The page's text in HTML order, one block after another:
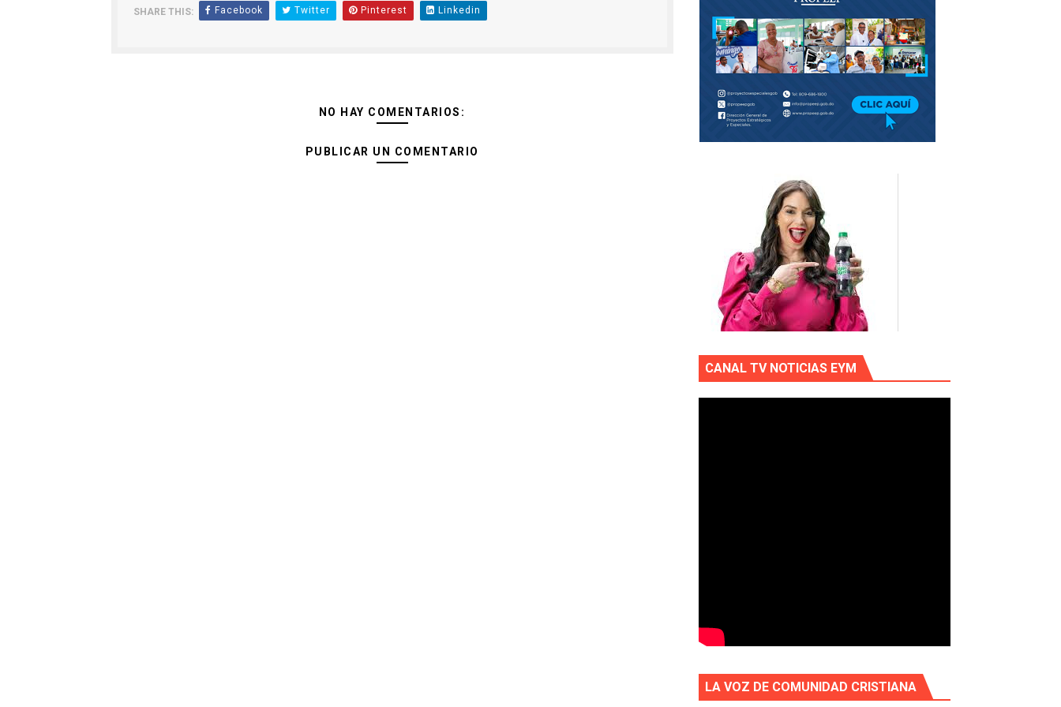
SHARE THIS: Facebook Twitter Pinterest Linkedin
NO HAY COMENTARIOS:
PUBLICAR UN COMENTARIO
CANAL TV NOTICIAS EYM
LA VOZ DE COMUNIDAD CRISTIANA